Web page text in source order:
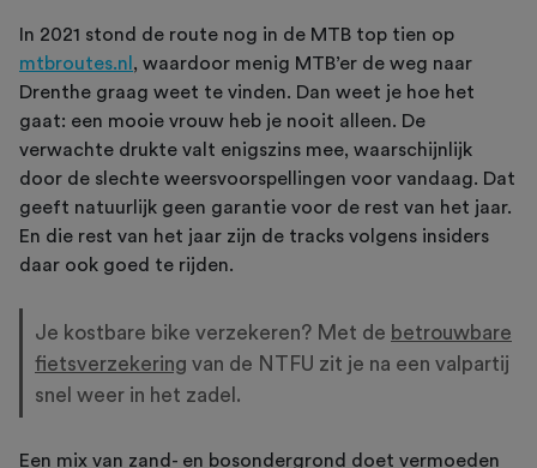
In 2021 stond de route nog in de MTB top tien op
mtbroutes.nl , waardoor menig MTB’er de weg naar
Drenthe graag weet te vinden. Dan weet je hoe het
gaat: een mooie vrouw heb je nooit alleen. De
verwachte drukte valt enigszins mee, waarschijnlijk
door de slechte weersvoorspellingen voor vandaag. Dat
geeft natuurlijk geen garantie voor de rest van het jaar.
En die rest van het jaar zijn de tracks volgens insiders
daar ook goed te rijden.
Je kostbare bike verzekeren? Met de betrouwbare
fietsverzekering van de NTFU zit je na een valpartij
snel weer in het zadel.
Een mix van zand- en bosondergrond doet vermoeden